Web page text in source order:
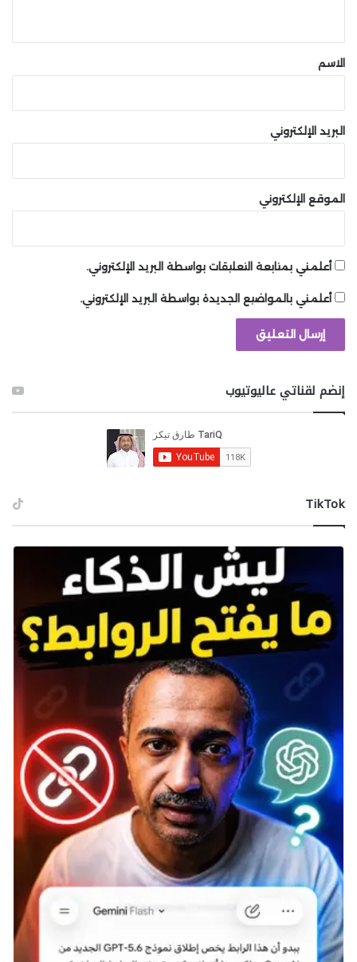
*الاسم
البريد الإلكتروني
الموقع الإلكتروني
أعلمني بمتابعة التعليقات بواسطة البريد الإلكتروني.
أعلمني بالمواضيع الجديدة بواسطة البريد الإلكتروني.
إنضم لقناتي عاليوتيوب
‫TikTok